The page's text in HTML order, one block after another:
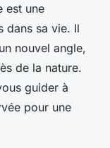
est une
dans sa vie. Il
nouvel angle,
de la nature.
guider à
pour une